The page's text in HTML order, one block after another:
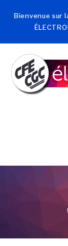
Bienvenue sur